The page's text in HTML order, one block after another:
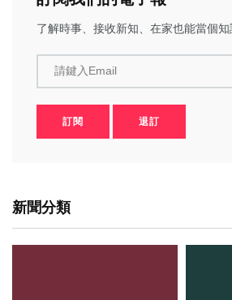
了解時事、接收新知、在家也能當個知
請鍵入Email
訂閱 退訂
新聞分類